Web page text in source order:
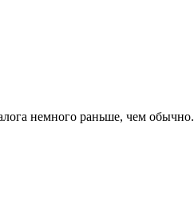
немного раньше, чем обычно.